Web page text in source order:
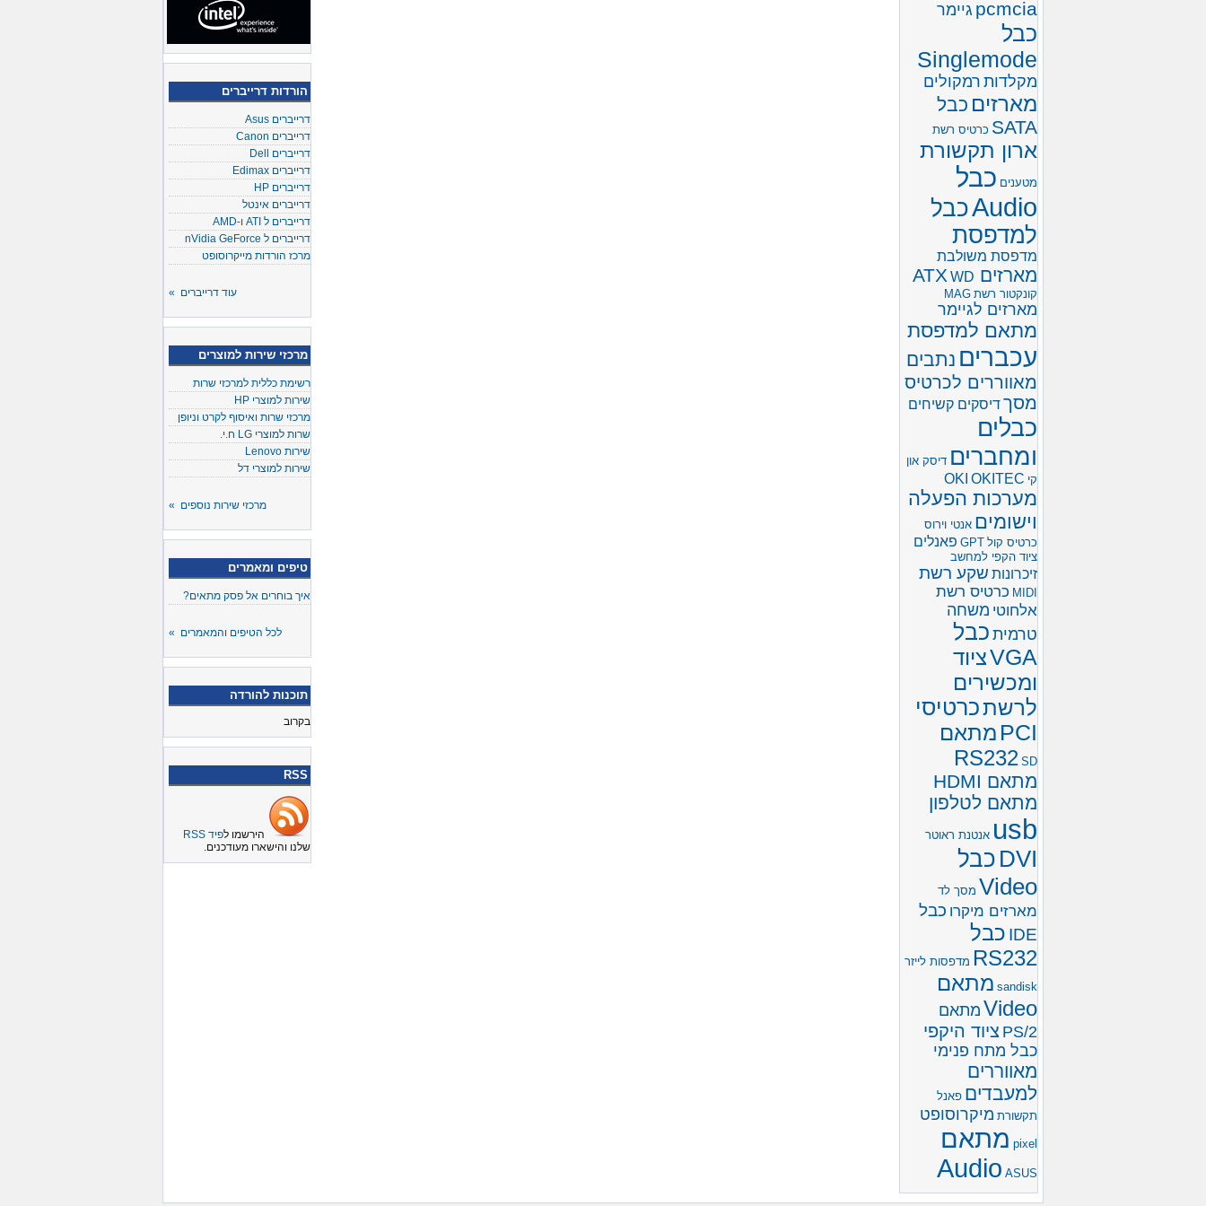
הורדות דרייברים
דרייברים Asus
דרייברים Canon
דרייברים Dell
דרייברים Edimax
דרייברים HP
דרייברים אינטל
דרייברים ל ATI ו-AMD
דרייברים ל nVidia GeForce
מרכז הורדות מייקרוסופט
עוד דרייברים »
מרכזי שירות למוצרים
רשימת כללית למרכזי שרות
שירות למוצרי HP
מרכזי שרות ואיסוף לקרט וניופן
שרות למוצרי LG ח.י.
שירות Lenovo
שירות למוצרי דל
מרכזי שירות נוספים »
טיפים ומאמרים
איך בוחרים אל פסק מתאים?
לכל הטיפים והמאמרים »
תוכנות להורדה
בקרוב
RSS
הירשמו לפיד RSS
שלנו והישארו מעודכנים.
pcmcia גיימר
כבל
Singlemode
מקלדות רמקולים
מארזים כבל
SATA כרטיס רשת
ארון תקשורת
מטענים כבל
Audioכבל
למדפסת
מדפסת משולבת
מארזים ATX WD
קונקטור רשת MAG
מארזים לגיימר
מתאם למדפסת
עכברים נתבים
מאווררים לכרטיס
מסךדיסקים קשיחים
כבלים
ומחברים דיסק און
קי
OKI OKITEC
מערכות הפעלה
וישומים אנטי וירוס
כרטיס קול GPT פאנלים
ציוד הקפי למחשב
זיכרונות שקע רשת
MIDI כרטיס רשת
אלחוטי משחה
טרמית כבל
VGAציוד
ומכשירים
לרשתכרטיסי
PCI מתאם
RS232 SD
מתאם HDMI
מתאם לטלפון
usb אנטנת ראוטר
DVI כבל
Video מסך לד
מארזים מיקרו כבל
IDE כבל
RS232 מדפסות לייזר
sandisk מתאם
Video מתאם
PS/2 ציוד היקפי
כבל מתח פנימי
מאווררים
למעבדים פאנל
תקשורת מיקרוסופט
pixel מתאם
Audio ASUS